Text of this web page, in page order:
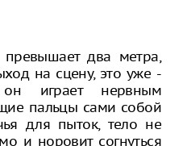
превышает два метра,
на сцену, это уже -
играет нервным
пальцы сами собой
для пыток, тело не
и норовит согнуться